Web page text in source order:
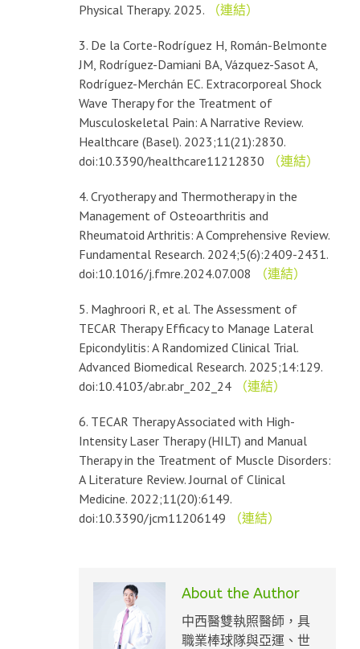
Physical Therapy. 2025.
（連結）
3. De la Corte-Rodríguez H, Román-Belmonte
JM, Rodríguez-Damiani BA, Vázquez-Sasot A,
Rodríguez-Merchán EC. Extracorporeal Shock
Wave Therapy for the Treatment of
Musculoskeletal Pain: A Narrative Review.
Healthcare (Basel). 2023;11(21):2830.
doi:10.3390/healthcare11212830
（連結）
4. Cryotherapy and Thermotherapy in the
Management of Osteoarthritis and
Rheumatoid Arthritis: A Comprehensive Review.
Fundamental Research. 2024;5(6):2409-2431.
doi:10.1016/j.fmre.2024.07.008
（連結）
5. Maghroori R, et al. The Assessment of
TECAR Therapy Efficacy to Manage Lateral
Epicondylitis: A Randomized Clinical Trial.
Advanced Biomedical Research. 2025;14:129.
doi:10.4103/abr.abr_202_24
（連結）
6. TECAR Therapy Associated with High-
Intensity Laser Therapy (HILT) and Manual
Therapy in the Treatment of Muscle Disorders:
A Literature Review. Journal of Clinical
Medicine. 2022;11(20):6149.
doi:10.3390/jcm11206149
（連結）
About the Author
中西醫雙執照醫師，具
職業棒球隊與亞運、世